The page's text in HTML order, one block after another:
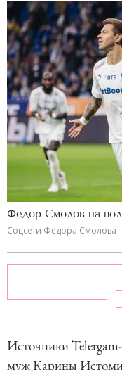
Федор Смолов на
Соцсети Федора Смолова
Источники
муж Карины